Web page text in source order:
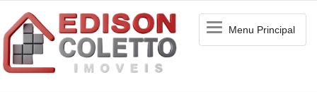
MenuMenu Principal